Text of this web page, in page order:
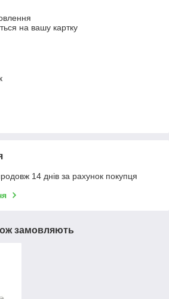
на вашу картку
14 днів за рахунок покупця
замовляють